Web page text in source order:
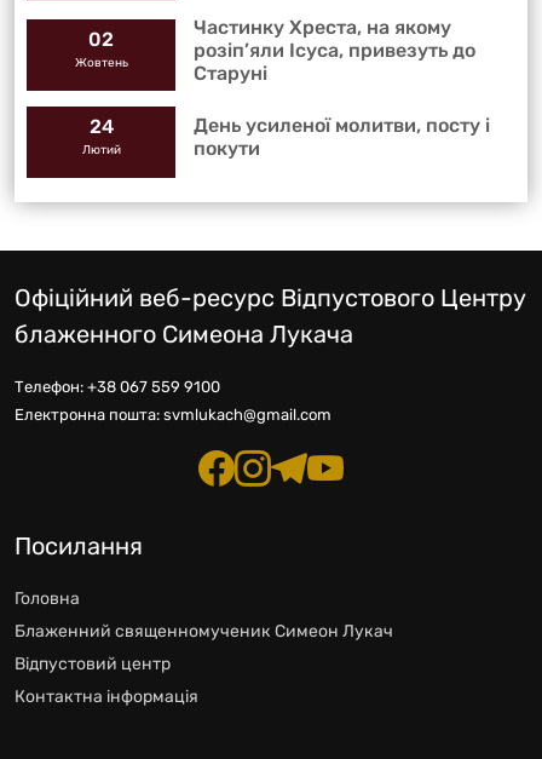
02
Жовтень
Частинку Хреста, на якому
розіп’яли Ісуса, привезуть до
Старуні
24
Лютий
День усиленої молитви, посту і
покути
Офіційний веб-ресурс Відпустового Центру
блаженного Симеона Лукача
Телефон: +38 067 559 9100
Електронна пошта: svmlukach@gmail.com
Посилання
Головна
Блаженний священномученик Симеон Лукач
Відпустовий центр
Контактна інформація